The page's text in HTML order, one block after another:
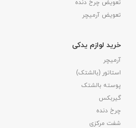
تعویض چرخ دنده
تعویض آرمیچر
خرید لوازم یدکی
آرمیچر
استاتور (بالشتک)
پوسته بالشتک
گیربکس
چرخ دنده
شفت مرکزی